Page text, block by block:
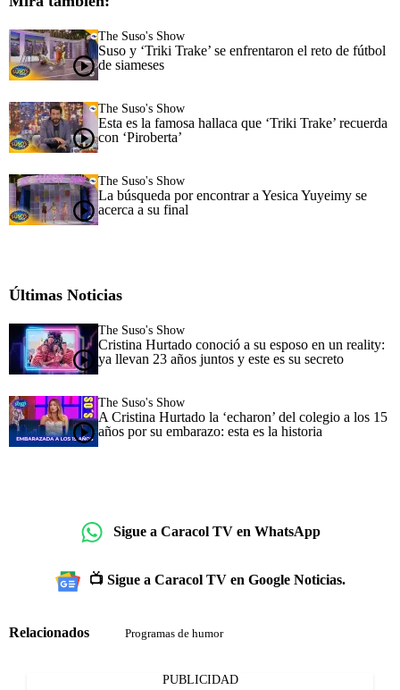
The Suso's Show
Suso y ‘Triki Trake’ se enfrentaron el reto de fútbol
de siameses
The Suso's Show
Esta es la famosa hallaca que ‘Triki Trake’ recuerda
con ‘Piroberta’
The Suso's Show
La búsqueda por encontrar a Yesica Yuyeimy se
acerca a su final
Últimas Noticias
The Suso's Show
Cristina Hurtado conoció a su esposo en un reality:
ya llevan 23 años juntos y este es su secreto
The Suso's Show
A Cristina Hurtado la ‘echaron’ del colegio a los 15
años por su embarazo: esta es la historia
Sigue a Caracol TV en WhatsApp
📺 Sigue a Caracol TV en Google Noticias.
Relacionados Programas de humor
PUBLICIDAD